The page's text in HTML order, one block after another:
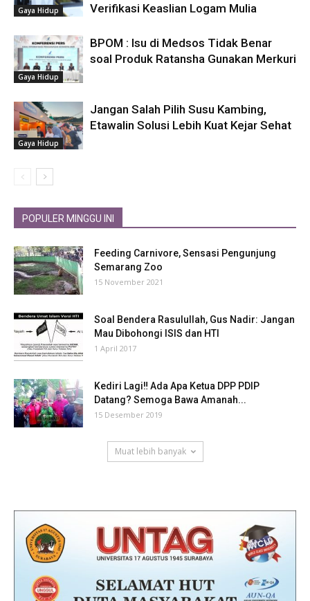
Gaya Hidup
Verifikasi Keaslian Logam Mulia
Gaya Hidup
BPOM : Isu di Medsos Tidak Benar
soal Produk Ratansha Gunakan Merkuri
Gaya Hidup
Jangan Salah Pilih Susu Kambing,
Etawalin Solusi Lebih Kuat Kejar Sehat
POPULER MINGGU INI
Feeding Carnivore, Sensasi Pengunjung
Semarang Zoo
15 November 2021
Soal Bendera Rasulullah, Gus Nadir: Jangan
Mau Dibohongi ISIS dan HTI
1 April 2017
Kediri Lagi‼ Ada Apa Ketua DPP PDIP
Datang? Semoga Bawa Amanah...
15 Desember 2019
Muat lebih banyak